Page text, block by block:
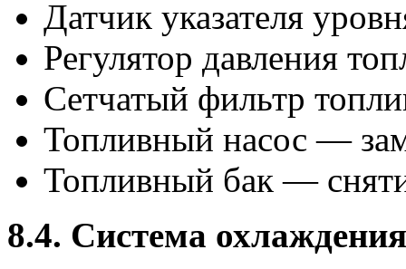
Датчик указателя
Регулятор давления
Сетчатый фильтр
Топливный насос —
Топливный бак —
8.4. Система охлаждения